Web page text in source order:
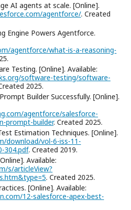
AI agents at scale. [Online].
agentforce/. Created
Engine Powers Agentforce.
agentforce/what-is-a-reasoning-
Testing. [Online]. Available:
software-testing/software-
2025.
Builder Successfully. [Online].
agentforce/salesforce-
prompt-builder. Created 2025.
Estimation Techniques. [Online].
download/vol-6-iss-11-
304.pdf. Created 2019.
Available:
s/articleView?
. Created 2025.
[Online]. Available:
12-salesforce-apex-best-